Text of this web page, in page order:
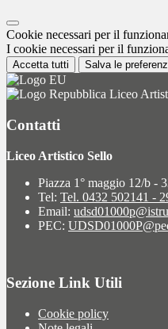
Cookie necessari per il
I cookie necessari per il
Accetta tutti Salva le
Liceo
Contatti
Liceo Artistico Sello
Piazza 1° maggio 12/b -
Tel: Tel. 0432 502141 -
Email:
PEC:
Sezione Link Utili
Cookie policy